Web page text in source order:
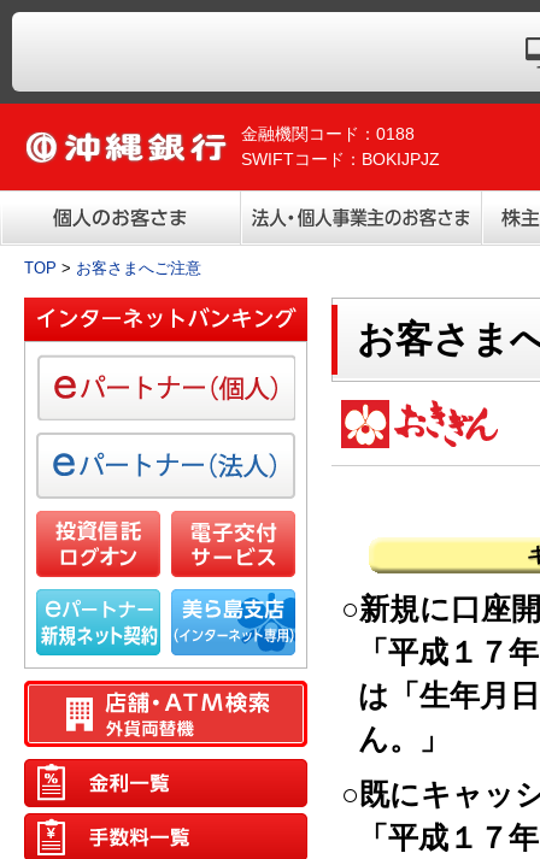
金融機関コード：0188
SWIFTコード：BOKIJPJZ
TOP > お客さまへご注意
お客さま
○新規に口座
「平成１７
は「生年月
ん。」
○既にキャッ
「平成１７